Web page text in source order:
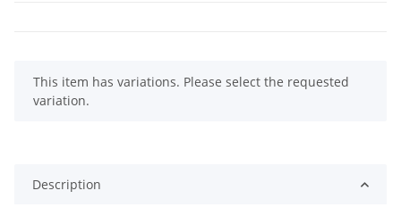
x
This item has variations. Please select the requested
variation.
Description